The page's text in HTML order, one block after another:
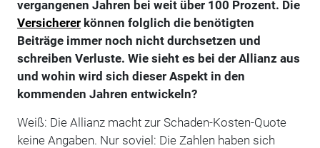
vergangenen Jahren bei weit über 100 Prozent. Die
Versichererkönnen folglich die benötigten
Beiträge immer noch nicht durchsetzen und
schreiben Verluste. Wie sieht es bei der Allianz aus
und wohin wird sich dieser Aspekt in den
kommenden Jahren entwickeln?
Weiß: Die Allianz macht zur Schaden-Kosten-Quote
keine Angaben. Nur soviel: Die Zahlen haben sich